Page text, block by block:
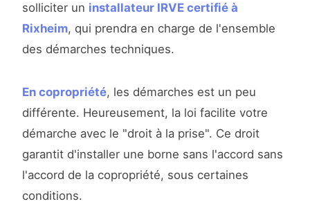
solliciter un installateur IRVE certifié à
Rixheim, qui prendra en charge de l'ensemble
des démarches techniques.
En copropriété, les démarches est un peu
différente. Heureusement, la loi facilite votre
démarche avec le "droit à la prise". Ce droit
garantit d'installer une borne sans l'accord sans
l'accord de la copropriété, sous certaines
conditions.